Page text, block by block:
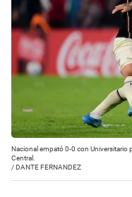
Nacional empató 0-0 con Universitario
Central.
/DANTE FERNANDEZ